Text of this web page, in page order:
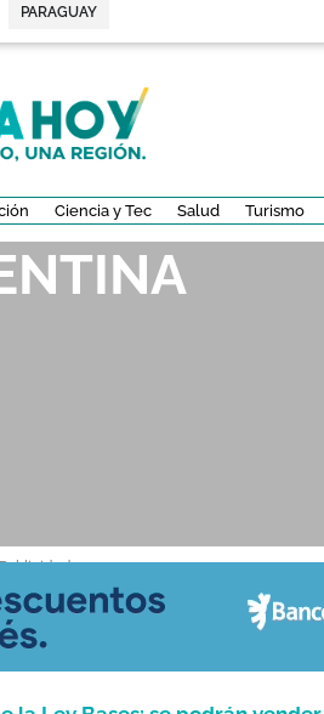
PARAGUAY
Ciencia y Tec Salud Turismo
-